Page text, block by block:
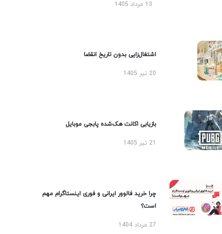
13 مرداد 1405
اشتغال‌زایی بدون تاریخ انقضا
20 تیر 1405
بازیابی اکانت هک‌شده پابجی موبایل
چرا خرید فالوور ایرانی و فوری اینستاگرام مهم
است؟
27 مرداد 1404